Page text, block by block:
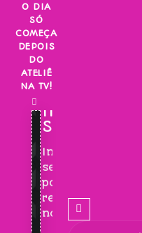
Skip
content
O DIA
SÓ
COMEÇA
DEPOIS
DO
ATELIÊ
NA TV!
INSCREVA-
SE!
Inscreva-
se
para
receber
novidades!